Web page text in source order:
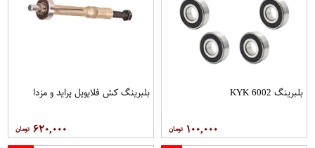
بلبرینگ 6002 KYK
۱۰۰,۰۰۰
بلبرینگ کش فلایویل پراید و مزدا
۶۲۰,۰۰۰